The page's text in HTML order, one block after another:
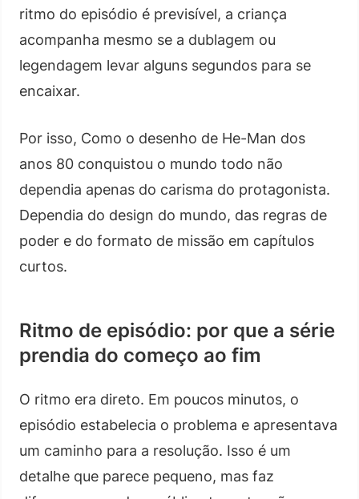
ritmo do episódio é previsível, a criança
acompanha mesmo se a dublagem ou
legendagem levar alguns segundos para se
encaixar.
Por isso, Como o desenho de He-Man dos
anos 80 conquistou o mundo todo não
dependia apenas do carisma do protagonista.
Dependia do design do mundo, das regras de
poder e do formato de missão em capítulos
curtos.
Ritmo de episódio: por que a série
prendia do começo ao fim
O ritmo era direto. Em poucos minutos, o
episódio estabelecia o problema e apresentava
um caminho para a resolução. Isso é um
detalhe que parece pequeno, mas faz